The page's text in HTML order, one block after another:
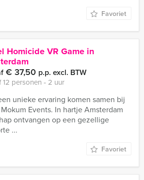
Favoriet
Homicide VR Game in
€ 37,50 p.p. excl. BTW
12 personen ‐ 2 uur
unieke ervaring komen samen bij
Events. In hartje Amsterdam
ontvangen op een gezellige
...
Favoriet